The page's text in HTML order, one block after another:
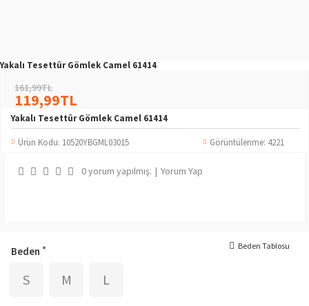
Yakalı Tesettür Gömlek Camel 61414
Yakalı Tesettür Gömlek Camel 61414
Ürün Kodu: 10520YBGML03015 Görüntülenme: 4221
0 yorum yapılmış. | Yorum Yap
119,99TL
161,99TL
Beden
S M L
Beden Tablosu